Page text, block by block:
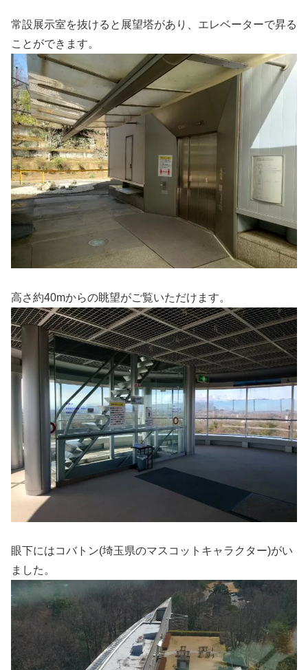
常設展示室を抜けると展望塔があり、エレベーターで昇る
ことができます。
高さ約40mからの眺望がご覧いただけます。
眼下にはコバトン(埼玉県のマスコットキャラクター)がい
ました。